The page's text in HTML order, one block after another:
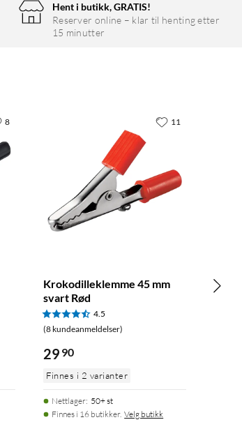
Hent i butikk, GRATIS!
Reserver online – klar til henting etter
15 minutter
8
Krokodilleklemme 45 mm
svart Rød
4.5
(8 kundeanmeldelser)
29 90
Finnes i 2 varianter
Nettlager: 50+ st
Finnes i 16 butikker. Velg butikk
11